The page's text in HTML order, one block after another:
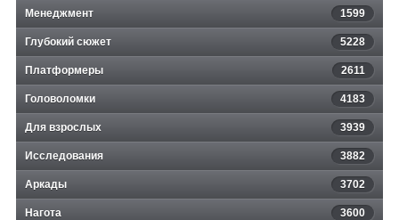
Менеджмент 1599
Глубокий сюжет 5228
Платформеры 2611
Головоломки 4183
Для взрослых 3939
Исследования 3882
Аркады 3702
Нагота 3600